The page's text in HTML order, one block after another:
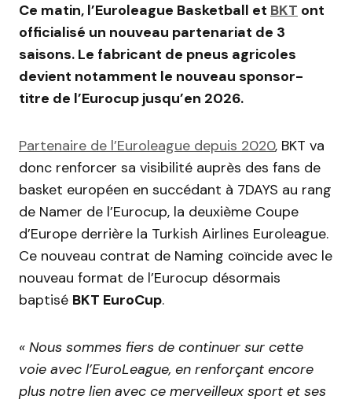
Ce matin, l’Euroleague Basketball et BKT ont
officialisé un nouveau partenariat de 3
saisons. Le fabricant de pneus agricoles
devient notamment le nouveau sponsor-
titre de l’Eurocup jusqu’en 2026.
Partenaire de l’Euroleague depuis 2020, BKT va
donc renforcer sa visibilité auprès des fans de
basket européen en succédant à 7DAYS au rang
de Namer de l’Eurocup, la deuxième Coupe
d’Europe derrière la Turkish Airlines Euroleague.
Ce nouveau contrat de Naming coïncide avec le
nouveau format de l’Eurocup désormais
baptisé BKT EuroCup.
« Nous sommes fiers de continuer sur cette
voie avec l’EuroLeague, en renforçant encore
plus notre lien avec ce merveilleux sport et ses